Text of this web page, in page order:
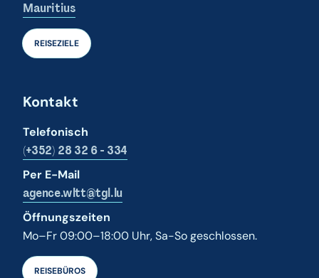
Mauritius
REISEZIELE
Kontakt
Telefonisch
(+352) 28 32 6 - 334
Per E-Mail
agence.wltt@tgl.lu
Öffnungszeiten
Mo–Fr 09:00–18:00 Uhr, Sa-So geschlossen.
REISEBÜROS